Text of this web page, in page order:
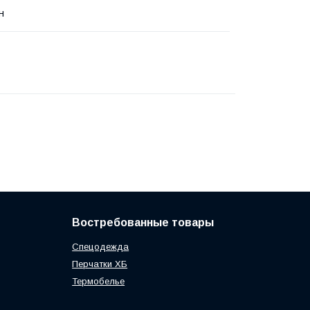
Востребованные товары
Спецодежда
Перчатки ХБ
Термобелье